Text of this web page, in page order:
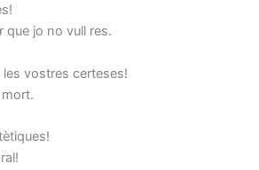
que jo no vull res.
vostres certeses!
mort.